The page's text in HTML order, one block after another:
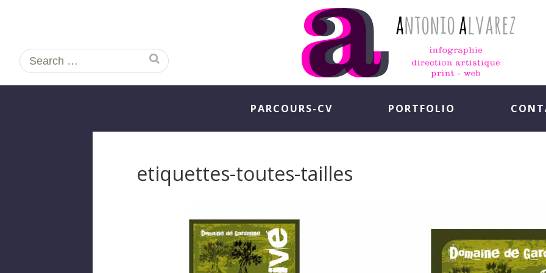
Search
for:
PARCOURS-CV PORTFOLIO
etiquettes-toutes-tailles